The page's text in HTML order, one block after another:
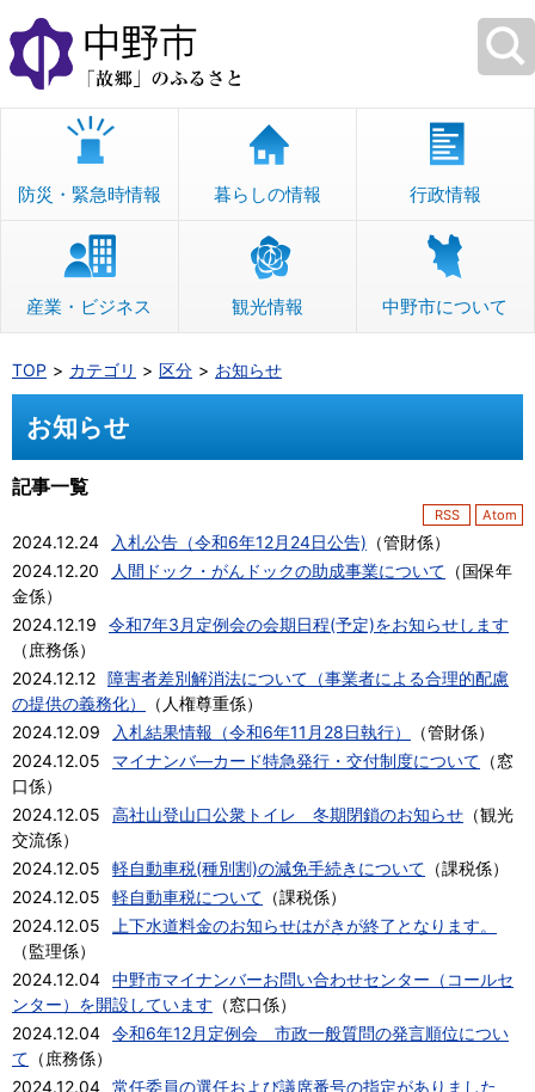
本
文
へ
移
防災・緊急時情報 暮らしの情報 行政情報
産業・ビジネス 観光情報 中野市について
TOP カテゴリ 区分 お知らせ
お知らせ
記事一覧
RSS Atom
2024.12.24 入札公告（令和6年12月24日公告) （管財係）
2024.12.20
人間ドック・がんドックの助成事業について （国保年
金係）
2024.12.19
令和7年3月定例会の会期日程(予定)をお知らせします
（ 庶務係）
2024.12.12 障害者差別解消法について（事業者による合理的配慮
の提供の義務化）
（ 人権尊重係）
2024.12.09
入札結果情報（令和6年11月28日執行） （管財係）
2024.12.05
マイナンバ―カード特急発行・交付制度について （窓
口係）
2024.12.05
高社山登山口公衆トイレ 冬期閉鎖のお知らせ （観光
交流係）
2024.12.05
軽自動車税(種別割)の減免手続きについて （課税係）
2024.12.05
軽自動車税について （課税係）
2024.12.05
上下水道料金のお知らせはがきが終了となります。
（監理係）
2024.12.04 中野市マイナンバーお問い合わせセンター（コールセ
ンター）を開設しています （窓口係）
2024.12.04 令和6年12月定例会 市政一般質問の発言順位につい
て （ 庶務係）
2024.12.04 常任委員の選任および議席番号の指定がありました